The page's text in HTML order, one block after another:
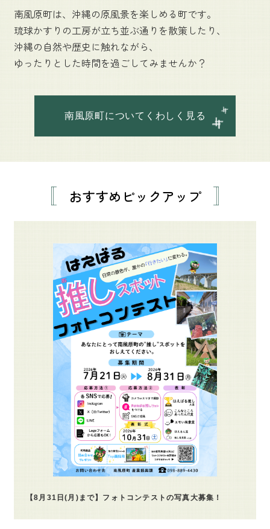
南風原町は、沖縄の原風景を楽しめる町です。
琉球かすりの工房が立ち並ぶ通りを散策したり、
沖縄の自然や歴史に触れながら、
ゆったりとした時間を過ごしてみませんか？
南風原町についてくわしく見る
おすすめピックアップ
【8月31日(月)まで】フォトコンテストの写真大募集！